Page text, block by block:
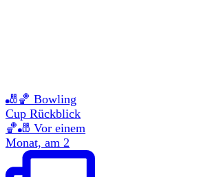
🎳🏀 Bowling
Cup Rückblick
🏀🎳 Vor einem
Monat, am 2